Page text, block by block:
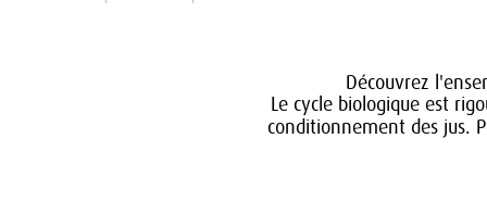
Découvrez
Le cycle biologique est
conditionnement des jus.